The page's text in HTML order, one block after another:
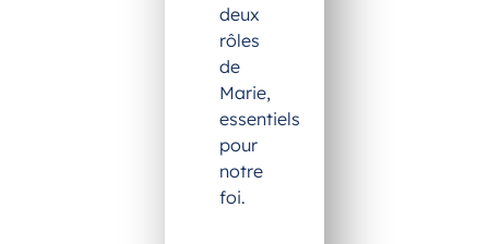
deux
rôles
de
Marie,
essentiels
pour
notre
foi.